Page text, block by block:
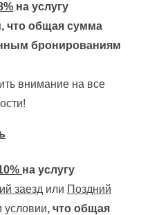
на услугу
что общая сумма
бронированиям
внимание на все
на услугу
заезд или Поздний
условии, что общая